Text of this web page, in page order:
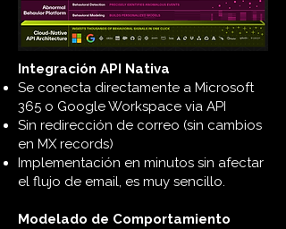
Integración API Nativa
Se conecta directamente a Microsoft
365 o Google Workspace via API
Sin redirección de correo (sin cambios
en MX records)
Implementación en minutos sin afectar
el flujo de email, es muy sencillo.
Modelado de Comportamiento